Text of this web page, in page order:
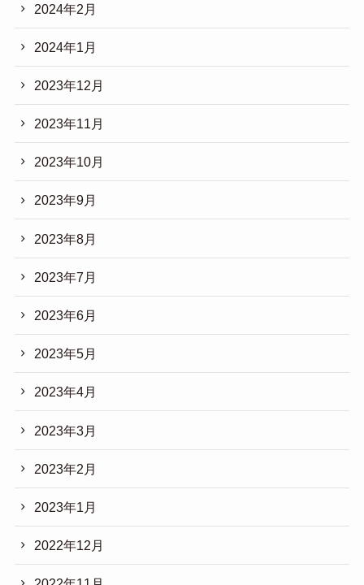
2024年2月
2024年1月
2023年12月
2023年11月
2023年10月
2023年9月
2023年8月
2023年7月
2023年6月
2023年5月
2023年4月
2023年3月
2023年2月
2023年1月
2022年12月